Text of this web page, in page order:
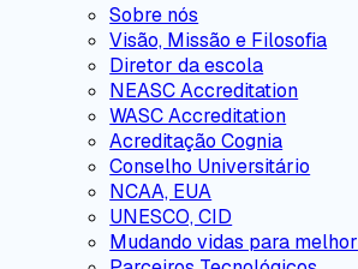
Sobre nós
Visão, Missão e Filosofia
Diretor da escola
NEASC Accreditation
WASC Accreditation
Acreditação Cognia
Conselho Universitário
NCAA, EUA
UNESCO, CID
Mudando vidas para melhor